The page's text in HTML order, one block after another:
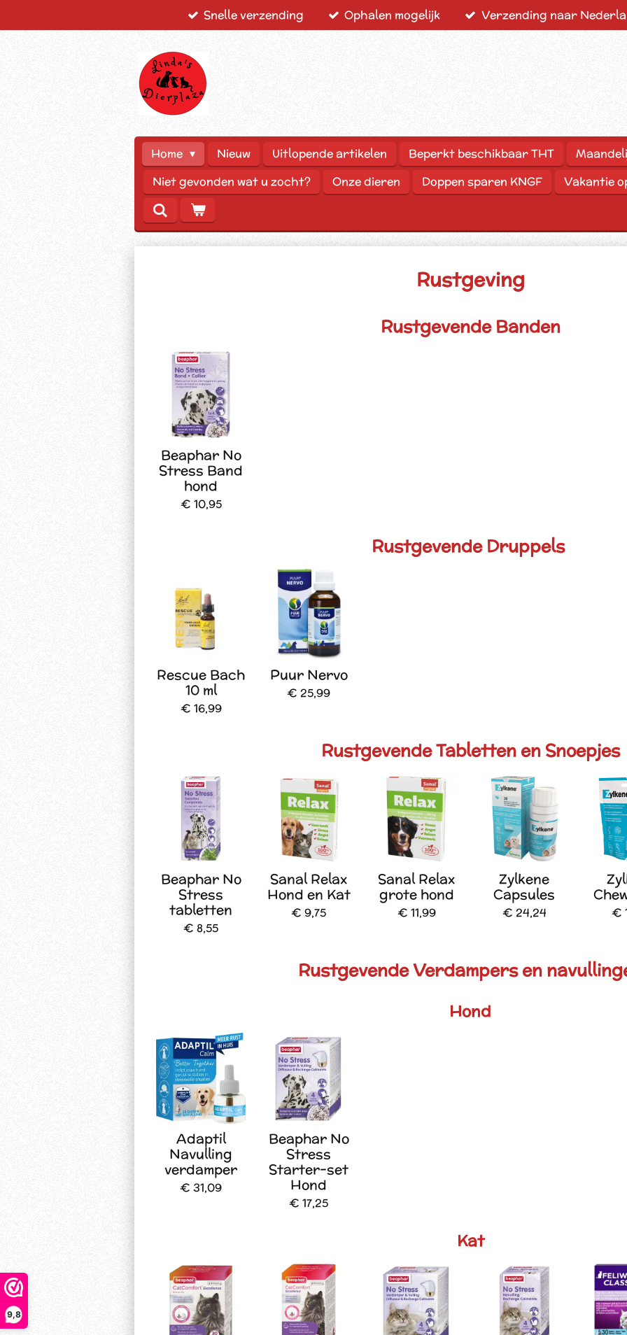
9,8
Snelle verzending Ophalen mogelijk Verzending naar
Home Nieuw Uitlopende artikelen Beperkt beschikbaar THT
Niet gevonden wat u zocht?
Onze dieren Doppen sparen KNGF Vakantie
Rustgeving
Rustgevende Banden
Beaphar No
Stress Band
hond
€ 10,95
Rustgevende Druppels
Rescue Bach
10 ml
€ 16,99
Puur Nervo
€ 25,99
Rustgevende Tabletten en Snoepjes
Beaphar No
Stress
tabletten
€ 8,55
Sanal Relax
Hond en Kat
€ 9,75
Sanal Relax
grote hond
€ 11,99
Zylkene
Capsules
€ 24,24 €
Rustgevende Verdampers en
Hond
Adaptil
Navulling
verdamper
€ 31,09
Beaphar No
Stress
Starter-set
Hond
€ 17,25
Kat